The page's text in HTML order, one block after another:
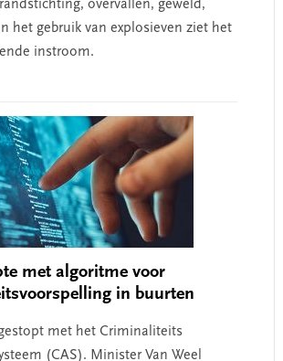
overvallen, geweld,
het gebruik van explosieven ziet het
instroom.
met algoritme voor
in buurten
met het Criminaliteits
(CAS). Minister Van Weel